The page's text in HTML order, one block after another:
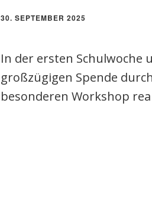
30. SEPTEMBER 2025
In der ersten Schulwoche
großzügigen Spende
besonderen Workshop